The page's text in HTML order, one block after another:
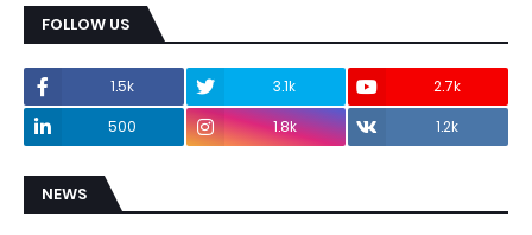
FOLLOW US
1.5k 3.1k
2.7k
500
1.8k 1.2k
NEWS